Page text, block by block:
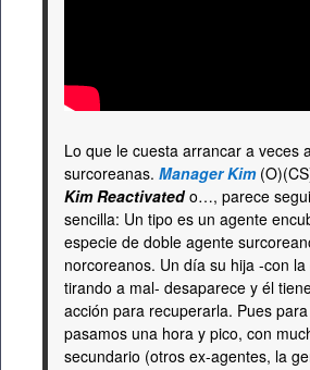
Lo que le cuesta arrancar a veces
surcoreanas. Manager Kim
Kim Reactivatedo…, parece
sencilla: Un tipo es un agente
especie de doble agente
norcoreanos. Un día su hija -con
tirando a mal- desaparece y él
acción para recuperarla. Pues
pasamos una hora y pico, con
secundario (otros ex-agentes, la